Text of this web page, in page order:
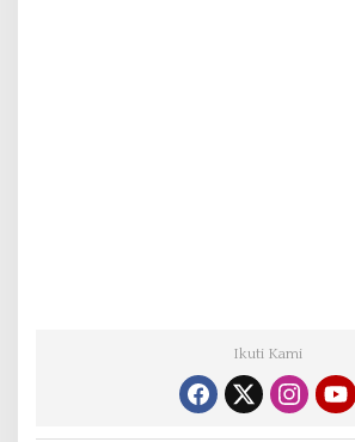
Ikuti Kami